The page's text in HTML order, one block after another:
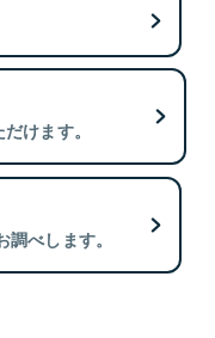
けます。
べします。